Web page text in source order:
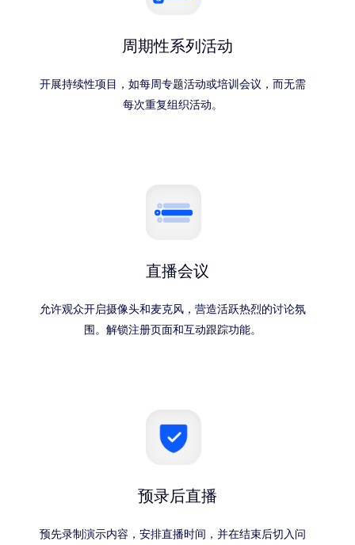
周期性系列活动
开展持续性项目，如每周专题活动或培训会议，而无需
每次重复组织活动。
直播会议
允许观众开启摄像头和麦克风，营造活跃热烈的讨论氛
围。解锁注册页面和互动跟踪功能。
预录后直播
预先录制演示内容，安排直播时间，并在结束后切入问